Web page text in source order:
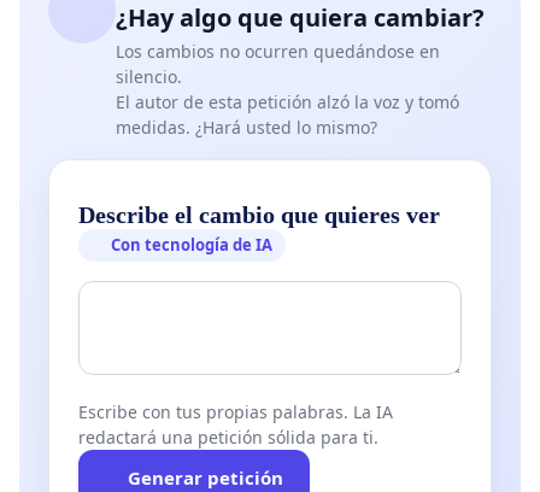
¿Hay algo que quiera cambiar?
Los cambios no ocurren quedándose en
silencio.
El autor de esta petición alzó la voz y tomó
medidas. ¿Hará usted lo mismo?
Describe el cambio que quieres ver
Con tecnología de IA
Escribe con tus propias palabras. La IA
redactará una petición sólida para ti.
Generar petición